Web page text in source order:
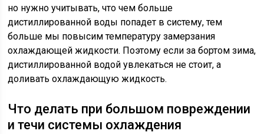
но нужно учитывать, что чем больше
дистиллированной воды попадет в систему, тем
больше мы повысим температуру замерзания
охлаждающей жидкости. Поэтому если за бортом зима,
дистиллированной водой увлекаться не стоит, а
доливать охлаждающую жидкость.
Что делать при большом повреждении
и течи системы охлаждения